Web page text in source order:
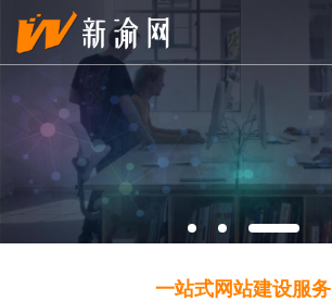
一站式网站建设服务